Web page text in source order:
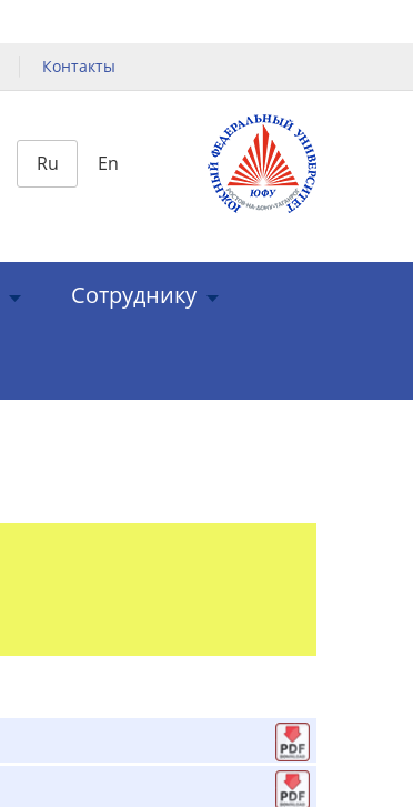
Контакты
Ru En
Сотруднику